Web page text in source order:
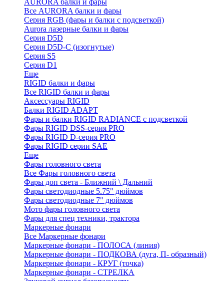
Все AURORA балки и фары
Серия RGB (фары и балки с подсветкой)
Aurora лазерные балки и фары
Серия D5D
Серия D5D-C (изогнутые)
Cерия S5
Серия D1
Еще
RIGID балки и фары
Все RIGID балки и фары
Аксессуары RIGID
Балки RIGID ADAPT
Фары и балки RIGID RADIANCE с подсветкой
Фары RIGID DSS-серия PRO
Фары RIGID D-серия PRO
Фары RIGID серии SAE
Еще
Фары головного света
Все Фары головного света
Фары доп света - Ближний \ Дальний
Фары светодиодные 5.75" дюймов
Фары светодиодные 7" дюймов
Мото фары головного света
Фары для спец техники, трактора
Маркерные фонари
Все Маркерные фонари
Маркерные фонари - ПОЛОСА (линия)
Маркерные фонари - ПОДКОВА (дуга, П- образный)
Маркерные фонари - КРУГ (точка)
Маркерные фонари - СТРЕЛКА